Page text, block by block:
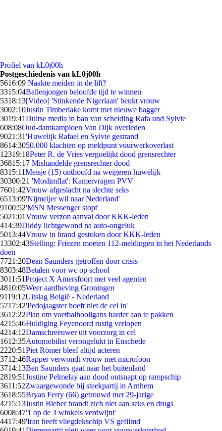
Profiel van kL0j00h
Postgeschiedenis van kL0j00h
5616:09 Naakte meiden in de lift?
3315:04Ballenjongen beloofde tijd te winnen
5318:13[Video] 'Stinkende Nigeriaan' beukt vrouw
3002:10Justin Timberlake komt met nieuwe bagger
3019:41Duitse media in ban van scheiding Rafa und Sylvie
608:08Oud-damkampioen Van Dijk overleden
9021:31'Huwelijk Rafael en Sylvie gestrand'
8614:3050.000 klachten op meldpunt vuurwerkoverlast
12319:18Peter R. de Vries vergoelijkt dood grensrechter
36815:17 Mishandelde grensrechter dood
8315:11Meisje (15) onthoofd na weigeren huwelijk
30300:21 'Moslimflat': Kamervragen PVV
7601:42Vrouw afgeslacht na slechte seks
6513:09'Nijmeijer wil naar Nederland'
9100:52'MSN Messenger stopt'
5021:01Vrouw verzon aanval door KKK-leden
414:39Diddy lichtgewond na auto-ongeluk
5013:44Vrouw in brand gestoken door KKK-leden
13302:43Stelling: Friezen moeten 112-meldingen in het Nederlands
doen
7721:20Dean Saunders getroffen door crisis
8303:48Betalen voor wc op school
3011:51Project X Amersfoort met veel agenten
4810:05Weer aardbeving Groningen
9119:12Uitslag België - Nederland
5717:42'Pedojaagster hoeft niet de cel in'
3612:22Plan om voetbalhooligans harder aan te pakken
4215:46Huldiging Feyenoord rustig verlopen
4214:12Damschreeuwer uit voorzorg in cel
1612:35Automobilist verongelukt in Enschede
2220:51Piet Römer bleef altijd acteren
3712:46Rapper verwondt vrouw met microfoon
3714:13Ben Saunders gaat naar het buitenland
2819:51Justine Pelmelay aan dood ontsnapt op rampschip
3611:52Zwaargewonde bij steekpartij in Arnhem
3618:55Bryan Ferry (66) getrouwd met 29-jarige
4215:13Justin Bieber brandt zich niet aan seks en drugs
6008:47'1 op de 3 winkels verdwijnt'
4417:49'Iran heeft vliegdekschip VS gefilmd'